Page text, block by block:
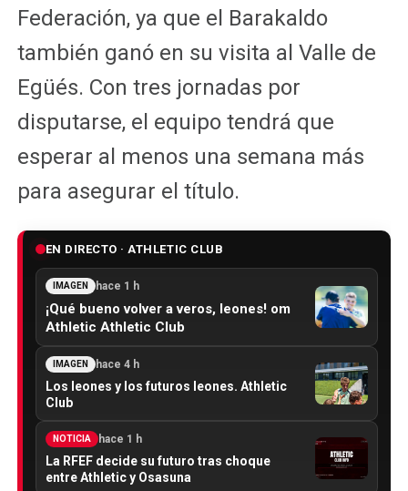
Federación, ya que el Barakaldo
también ganó en su visita al Valle de
Egüés. Con tres jornadas por
disputarse, el equipo tendrá que
esperar al menos una semana más
para asegurar el título.
EN DIRECTO · ATHLETIC CLUB
IMAGEN hace 1 h
¡Qué bueno volver a veros, leones! om
Athletic Athletic Club
IMAGEN hace 4 h
Los leones y los futuros leones. Athletic
Club
NOTICIA hace 1 h
La RFEF decide su futuro tras choque
entre Athletic y Osasuna